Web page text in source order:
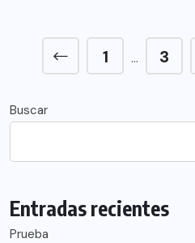
1 … 3
Buscar
Entradas recientes
Prueba